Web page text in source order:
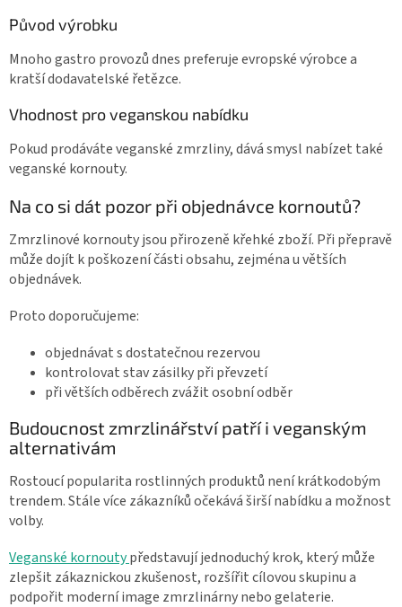
Původ výrobku
Mnoho gastro provozů dnes preferuje evropské výrobce a
kratší dodavatelské řetězce.
Vhodnost pro veganskou nabídku
Pokud prodáváte veganské zmrzliny, dává smysl nabízet také
veganské kornouty.
Na co si dát pozor při objednávce kornoutů?
Zmrzlinové kornouty jsou přirozeně křehké zboží. Při přepravě
může dojít k poškození části obsahu, zejména u větších
objednávek.
Proto doporučujeme:
objednávat s dostatečnou rezervou
kontrolovat stav zásilky při převzetí
při větších odběrech zvážit osobní odběr
Budoucnost zmrzlinářství patří i veganským
alternativám
Rostoucí popularita rostlinných produktů není krátkodobým
trendem. Stále více zákazníků očekává širší nabídku a možnost
volby.
Veganské kornoutypředstavují jednoduchý krok, který může
zlepšit zákaznickou zkušenost, rozšířit cílovou skupinu a
podpořit moderní image zmrzlinárny nebo gelaterie.